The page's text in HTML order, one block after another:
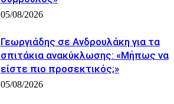
05/08/2026
Γεωργιάδης σε Ανδρουλάκη για τα
σπιτάκια ανακύκλωσης: «Μήπως να
είστε πιο προσεκτικός;»
05/08/2026